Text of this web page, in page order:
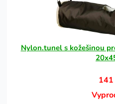
Nylon.tunel s kožešinou
141